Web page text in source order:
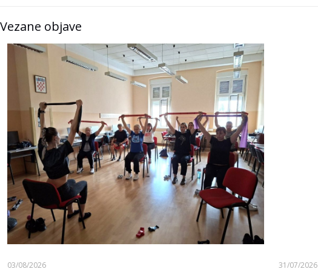
Vezane objave
03/08/2026 31/07/2026